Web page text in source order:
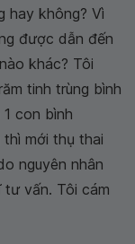
hay không? Vì
được dẫn đến
khác? Tôi
tinh trùng bình
con bình
mới thụ thai
nguyên nhân
vấn. Tôi cám